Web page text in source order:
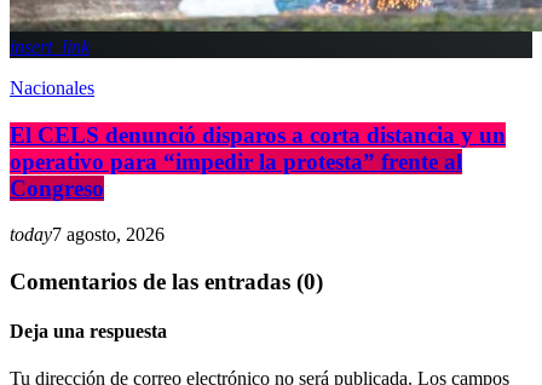
insert_link
Nacionales
El CELS denunció disparos a corta distancia y un
operativo para “impedir la protesta” frente al
Congreso
today7 agosto, 2026
Comentarios de las entradas (0)
Deja una respuesta
Tu dirección de correo electrónico no será publicada. Los campos